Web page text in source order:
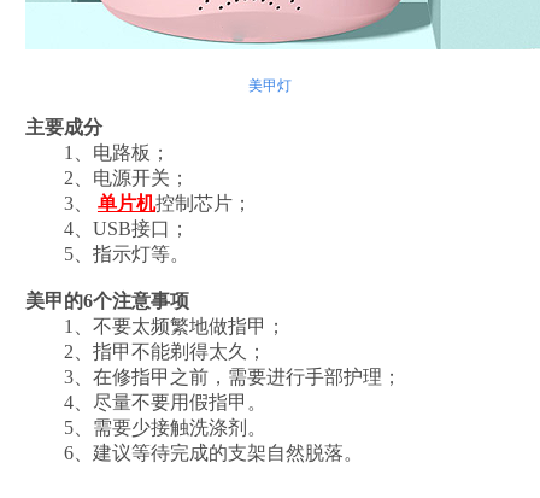
美甲灯
主要成分
1、电路板；
2、电源开关；
3、 单片机控制芯片；
4、USB接口；
5、指示灯等。
美甲的6个注意事项
1、不要太频繁地做指甲；
2、指甲不能剃得太久；
3、在修指甲之前，需要进行手部护理；
4、尽量不要用假指甲。
5、需要少接触洗涤剂。
6、建议等待完成的支架自然脱落。